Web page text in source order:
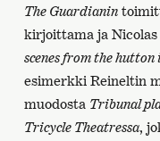
The Guardianin
kirjoittama ja
scenes from the
esimerkki Reineltin
muodosta Tribunal
Tricycle Theatressa,